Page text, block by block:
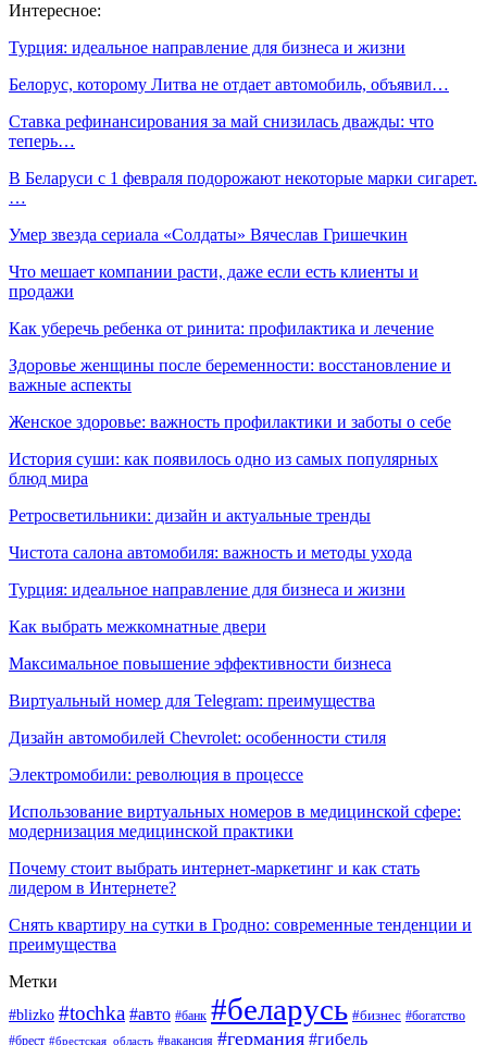
Интересное:
Турция: идеальное направление для бизнеса и жизни
Белорус, которому Литва не отдает автомобиль, объявил…
Ставка рефинансирования за май снизилась дважды: что
теперь…
В Беларуси с 1 февраля подорожают некоторые марки сигарет.
…
Умер звезда сериала «Солдаты» Вячеслав Гришечкин
Что мешает компании расти, даже если есть клиенты и
продажи
Как уберечь ребенка от ринита: профилактика и лечение
Здоровье женщины после беременности: восстановление и
важные аспекты
Женское здоровье: важность профилактики и заботы о себе
История суши: как появилось одно из самых популярных
блюд мира
Ретросветильники: дизайн и актуальные тренды
Чистота салона автомобиля: важность и методы ухода
Турция: идеальное направление для бизнеса и жизни
Как выбрать межкомнатные двери
Максимальное повышение эффективности бизнеса
Виртуальный номер для Telegram: преимущества
Дизайн автомобилей Chevrolet: особенности стиля
Электромобили: революция в процессе
Использование виртуальных номеров в медицинской сфере:
модернизация медицинской практики
Почему стоит выбрать интернет-маркетинг и как стать
лидером в Интернете?
Снять квартиру на сутки в Гродно: современные тенденции и
преимущества
Метки
#blizko #tochka #авто #банк #беларусь #бизнес #богатство
#брест #брестская_область #вакансия #германия #гибель